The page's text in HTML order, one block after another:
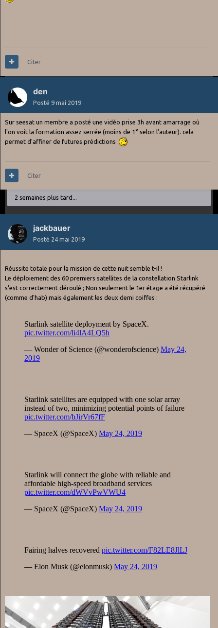
Citer
den
Posté 9 mai 2019
Sur seesat un membre a posté une vidéo prise 3h avant amarrage où
l'on voit la formation assez serrée (moins de 1° selon l'auteur). cela
permet d'affiner de futures prédictions
Citer
2 semaines plus tard...
jackbauer
Posté 24 mai 2019
Réussite totale pour la mission de cette nuit semble t-il !
Le déploiement des 60 premiers satellites de la constellation Starlink
s'est correctement déroulé ; Non seulement le 1er étage a été récupéré
(comme d'hab) mais également les deux demi coiffes :